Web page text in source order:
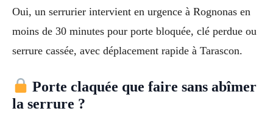
Oui, un serrurier intervient en urgence à Rognonas en
moins de 30 minutes pour porte bloquée, clé perdue ou
serrure cassée, avec déplacement rapide à Tarascon.
Porte claquée que faire sans abîmer
la serrure ?